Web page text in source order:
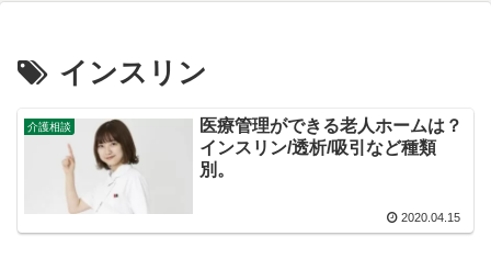
インスリン
介護相談
医療管理ができる老人ホームは？
インスリン/透析/吸引など種類
別。
2020.04.15